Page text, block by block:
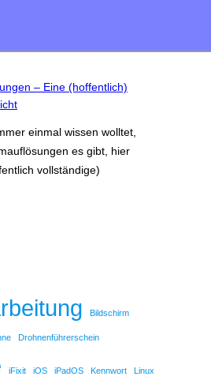
– Eine (hoffentlich)
einmal wissen wolltet,
es gibt, hier
vollständige)
Bildschirm
Drohnenführerschein
iFixit iOS iPadOS Kennwort Linux